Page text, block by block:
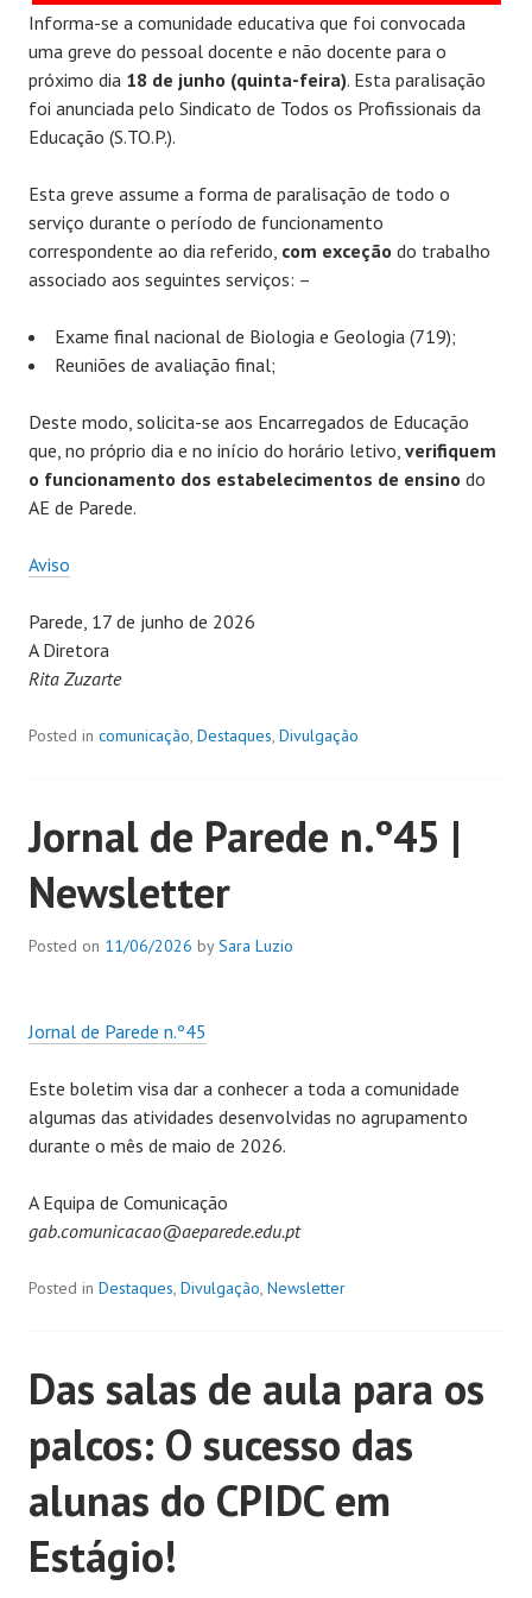
Informa-se a comunidade educativa que foi convocada
uma greve do pessoal docente e não docente para o
próximo dia 18 de junho (quinta-feira). Esta paralisação
foi anunciada pelo Sindicato de Todos os Profissionais da
Educação (S.TO.P.).
Esta greve assume a forma de paralisação de todo o
serviço durante o período de funcionamento
correspondente ao dia referido, com exceção do trabalho
associado aos seguintes serviços: –
Exame final nacional de Biologia e Geologia (719);
Reuniões de avaliação final;
Deste modo, solicita-se aos Encarregados de Educação
que, no próprio dia e no início do horário letivo, verifiquem
o funcionamento dos estabelecimentos de ensino do
AE de Parede.
Aviso
Parede, 17 de junho de 2026
A Diretora
Rita Zuzarte
Posted in comunicação, Destaques, Divulgação
Jornal de Parede n.º45 |
Newsletter
Posted on 11/06/2026 bySara Luzio
Jornal de Parede n.º45
Este boletim visa dar a conhecer a toda a comunidade
algumas das atividades desenvolvidas no agrupamento
durante o mês de maio de 2026.
A Equipa de Comunicação
gab.comunicacao@aeparede.edu.pt
Posted in Destaques, Divulgação, Newsletter
Das salas de aula para os
palcos: O sucesso das
alunas do CPIDC em
Estágio!